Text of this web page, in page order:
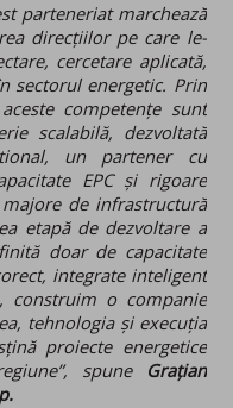
parteneriat marchează
direcțiilor pe care le-
cercetare aplicată,
sectorul energetic. Prin
competențe sunt
scalabilă, dezvoltată
un partener cu
EPC și rigoare
de infrastructură
etapă de dezvoltare a
doar de capacitate
integrate inteligent
construim o companie
tehnologia și execuția
proiecte energetice
spune
Grațian